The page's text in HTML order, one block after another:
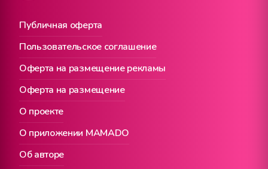
Публичная оферта
О проекте
Пользовательское соглашение
О приложении MAMADO
Оферта на размещение рекламы
Об авторе
Оферта на размещение